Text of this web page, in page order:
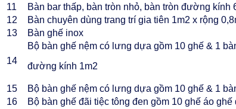
11
Bàn bar thấp, bàn tròn nhỏ, bàn tròn đường kính
12
Bàn chuyên dùng trang trí gia tiên 1m2 x rộng
13
Bàn ghế inox
14
Bộ bàn ghế nệm có lưng dựa gồm 10 ghế & 1
đường kính 1m2
15 Bộ bàn ghế nệm có lưng dựa gồm 10 ghế & 1
16
Bộ bàn ghế đãi tiệc tông đen gồm 10 ghế áo